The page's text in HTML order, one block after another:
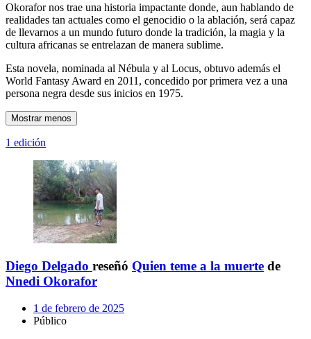
Okorafor nos trae una historia impactante donde, aun hablando de
realidades tan actuales como el genocidio o la ablación, será capaz
de llevarnos a un mundo futuro donde la tradición, la magia y la
cultura africanas se entrelazan de manera sublime.
Esta novela, nominada al Nébula y al Locus, obtuvo además el
World Fantasy Award en 2011, concedido por primera vez a una
persona negra desde sus inicios en 1975.
Mostrar menos
1 edición
Diego Delgado reseñó Quien teme a la muerte de
Nnedi Okorafor
1 de febrero de 2025
Público